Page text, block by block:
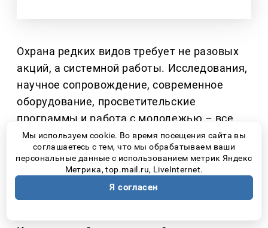
Охрана редких видов требует не разовых
акций, а системной работы. Исследования,
научное сопровождение, современное
оборудование, просветительские
программы и работа с молодежью – все
это стало возможным благодаря
партнерству национального парка
«Самарская Лука» и предприятий
самарской производственной площадки
ПАО НК «Роснефть».
Мы используем cookie. Во время посещения сайта вы
соглашаетесь с тем, что мы обрабатываем ваши
персональные данные с использованием метрик Яндекс
Метрика, top.mail.ru, LiveInternet.
Я согласен